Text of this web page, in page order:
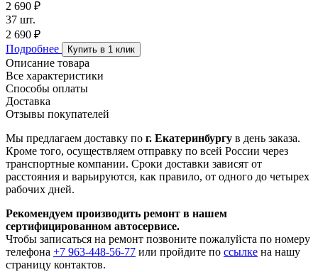
2 690 ₽
37 шт.
2 690 ₽
Подробнее
Купить в 1 клик
Описание товара
Все характеристики
Способы оплаты
Доставка
Отзывы покупателей
Мы предлагаем доставку по г. Екатеринбургу в день заказа.
Кроме того, осуществляем отправку по всей России через
транспортные компании. Сроки доставки зависят от
расстояния и варьируются, как правило, от одного до четырех
рабочих дней.
Рекомендуем производить ремонт в нашем
сертифицированном автосервисе.
Чтобы записаться на ремонт позвоните пожалуйста по номеру
телефона +7 963-448-56-77 или пройдите по ссылке на нашу
страницу контактов.